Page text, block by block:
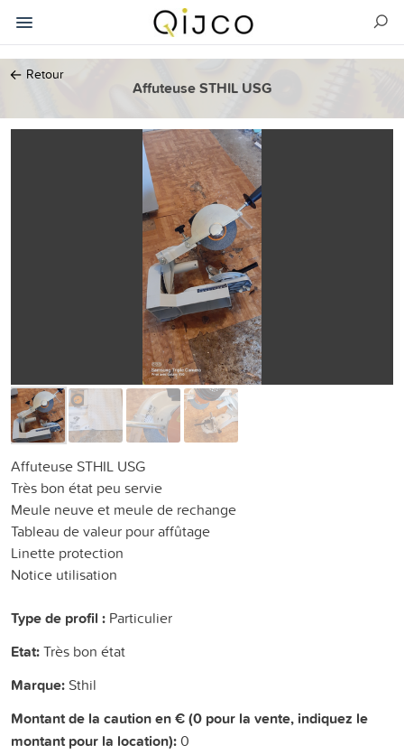
← Retour
Affuteuse STHIL USG
Affuteuse STHIL USG
Très bon état peu servie
Meule neuve et meule de rechange
Tableau de valeur pour affûtage
Linette protection
Notice utilisation
Type de profil : Particulier
Etat:Très bon état
Marque: Sthil
Montant de la caution en € (0 pour la vente, indiquez le
montant pour la location):0